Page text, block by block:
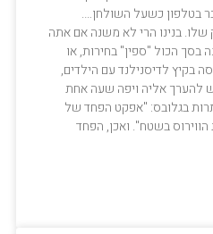
בטלפון כשעל השולחן….
בנינו הרי לא משנה אם אתה
בסך הכול "ספין" בחירות, או
בקיץ לדיסנילנד עם הילדים,
להערך אליה ויפה שעה אחת
בגלובס: "אפקט הפחד של
בשטח". ואכן, הפחד